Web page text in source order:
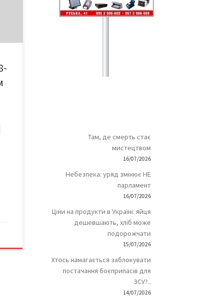
Там, де смерть стає
мистецтвом
16/07/2026
Небезпека: уряд змінює НЕ
парламент
16/07/2026
Ціни на продукти в Україні: яйця
дешевшають, хліб може
подорожчати
15/07/2026
Хтось намагається заблокувати
постачання боєприпасів для
ЗСУ?..
14/07/2026